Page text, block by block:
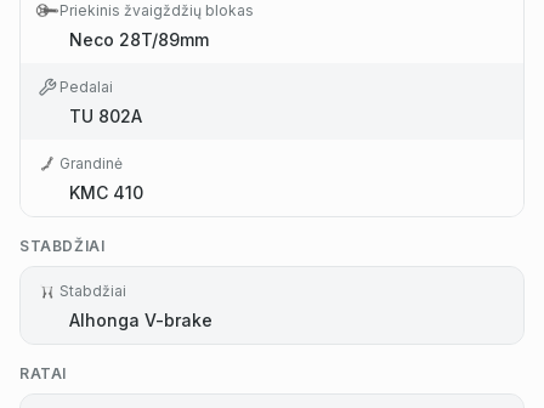
Priekinis žvaigždžių blokas
Neco 28T/89mm
Pedalai
TU 802A
Grandinė
KMC 410
STABDŽIAI
Stabdžiai
Alhonga V-brake
RATAI